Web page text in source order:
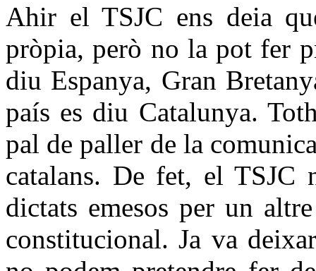
Ahir el TSJC ens deia
pròpia, però no la pot fer
diu Espanya, Gran
país es diu Catalunya.
pal de paller de la
catalans. De fet, el TSJC
dictats emesos per un
constitucional. Ja va